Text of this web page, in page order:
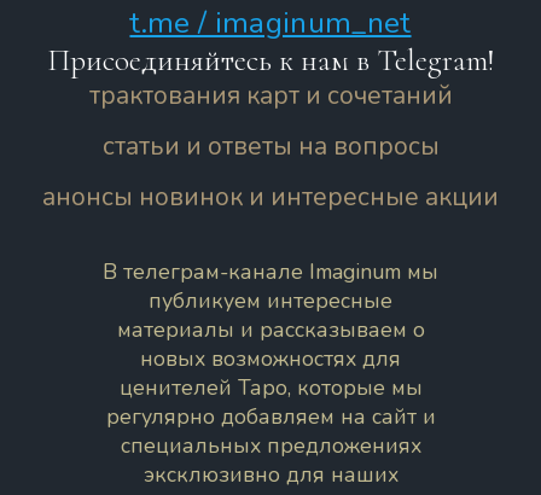
t.me / imaginum_net
Присоединяйтесь к нам в Telegram!
трактования карт и сочетаний
статьи и ответы на вопросы
анонсы новинок и интересные акции
В телеграм-канале Imaginum мы
публикуем интересные
материалы и рассказываем о
новых возможностях для
ценителей Таро, которые мы
регулярно добавляем на сайт и
специальных предложениях
эксклюзивно для наших